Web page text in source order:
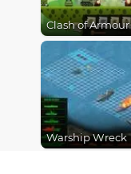
Clash of Armour
Warship Wreck